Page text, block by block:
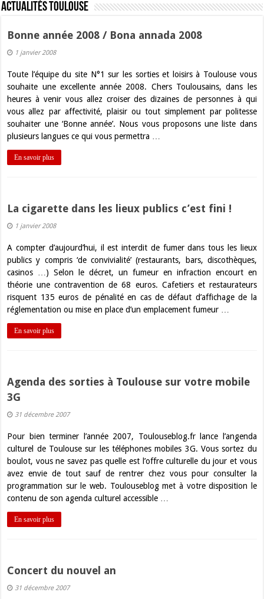
Actualités Toulouse
Bonne année 2008 / Bona annada 2008
1 janvier 2008
Toute l’équipe du site N°1 sur les sorties et loisirs à Toulouse vous
souhaite une excellente année 2008. Chers Toulousains, dans les
heures à venir vous allez croiser des dizaines de personnes à qui
vous allez par affectivité, plaisir ou tout simplement par politesse
souhaiter une ‘Bonne année’. Nous vous proposons une liste dans
plusieurs langues ce qui vous permettra …
En savoir plus
La cigarette dans les lieux publics c’est fini !
1 janvier 2008
A compter d’aujourd’hui, il est interdit de fumer dans tous les lieux
publics y compris ‘de convivialité’ (restaurants, bars, discothèques,
casinos …) Selon le décret, un fumeur en infraction encourt en
théorie une contravention de 68 euros. Cafetiers et restaurateurs
risquent 135 euros de pénalité en cas de défaut d’affichage de la
réglementation ou mise en place d’un emplacement fumeur …
En savoir plus
Agenda des sorties à Toulouse sur votre mobile
3G
31 décembre 2007
Pour bien terminer l’année 2007, Toulouseblog.fr lance l’angenda
culturel de Toulouse sur les téléphones mobiles 3G. Vous sortez du
boulot, vous ne savez pas quelle est l’offre culturelle du jour et vous
avez envie de tout sauf de rentrer chez vous pour consulter la
programmation sur le web. Toulouseblog met à votre disposition le
contenu de son agenda culturel accessible …
En savoir plus
Concert du nouvel an
31 décembre 2007